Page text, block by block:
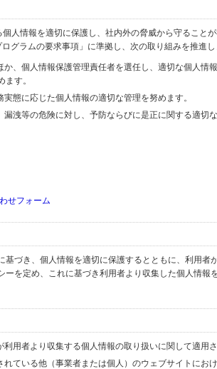
人情報を適切に保護し、社内外の脅威から守ること
グラムの要求事項」に準拠し、次の取り組みを推進し
、個人情報保護管理責任者を選任し、適切な個人情
す。
態に応じた個人情報の適切な管理を努めます。
洩等の危険に対し、予防ならびに是正に関する適切な
せフォーム
づき、個人情報を適切に保護するとともに、利用者
を定め、これに基づき利用者より収集した個人情報
用者より収集する個人情報の取り扱いに関して適用さ
ている他（事業者または個人）のウェブサイトにお